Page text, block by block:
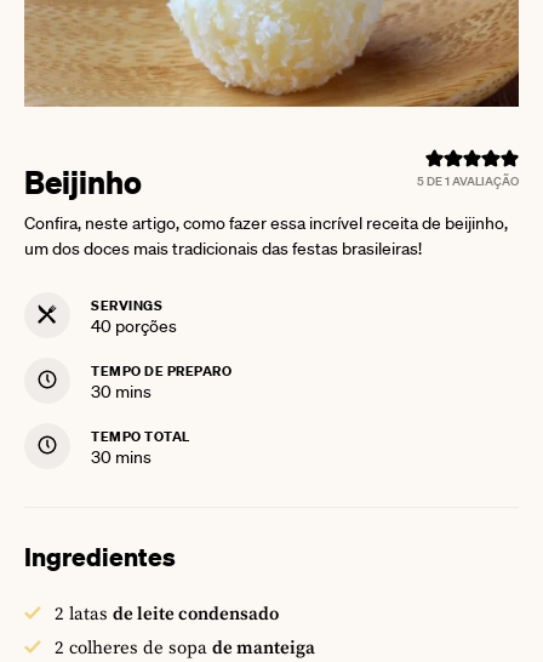
5DE 1 AVALIAÇÃO
Beijinho
Confira, neste artigo, como fazer essa incrível receita de beijinho,
um dos doces mais tradicionais das festas brasileiras!
SERVINGS
40 porções
TEMPO DE PREPARO
30minutes
mins
TEMPO TOTAL
30minutes
mins
Ingredientes
2 latas de leite condensado
2 colheres de sopa de manteiga